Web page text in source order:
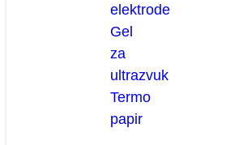
elektrode
Gel
za
ultrazvuk
Termo
papir